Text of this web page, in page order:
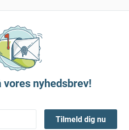
vores nyhedsbrev!
Tilmeld dig nu